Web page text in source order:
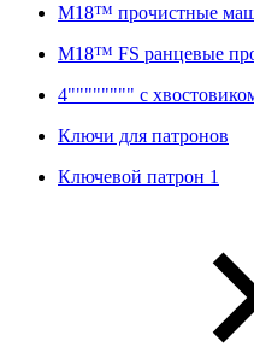
M18™ прочистные
M18™ FS ранцевые
4"""""""" с
Ключи для патронов
Ключевой патрон 1